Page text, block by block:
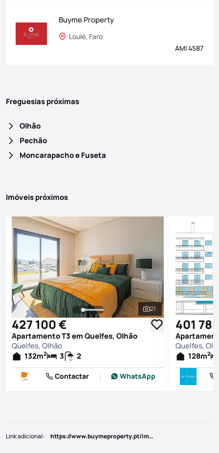
Buyme Property
Loulé, Faro
AMI 4587
Freguesias próximas
Olhão
Pechão
Moncarapacho e Fuseta
Imóveis próximos
Ver todas as
21
427 100 €
Apartamento T3 em Quelfes, Olhão
Quelfes, Olhão
132m2 3 2
Contactar WhatsApp
401
Quelfes,
128m2
Link adicional: https://www.buymeproperty.pt/imovel/?rid=19490481